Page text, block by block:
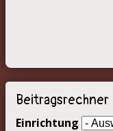
Beitragsrechner
Einrichtung